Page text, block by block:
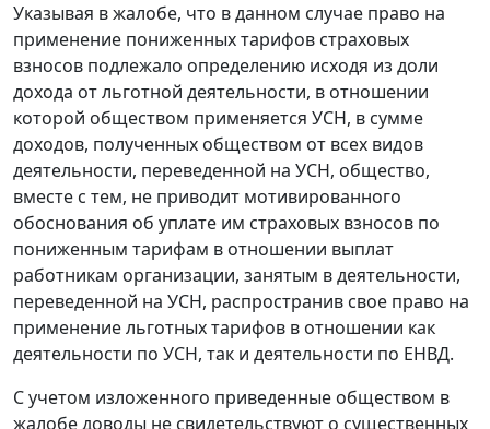
Указывая в жалобе, что в данном случае право на
применение пониженных тарифов страховых
взносов подлежало определению исходя из доли
дохода от льготной деятельности, в отношении
которой обществом применяется УСН, в сумме
доходов, полученных обществом от всех видов
деятельности, переведенной на УСН, общество,
вместе с тем, не приводит мотивированного
обоснования об уплате им страховых взносов по
пониженным тарифам в отношении выплат
работникам организации, занятым в деятельности,
переведенной на УСН, распространив свое право на
применение льготных тарифов в отношении как
деятельности по УСН, так и деятельности по ЕНВД.
С учетом изложенного приведенные обществом в
жалобе доводы не свидетельствуют о существенных